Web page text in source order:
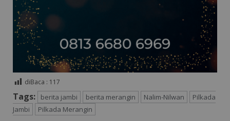
diBaca : 117
Tags: berita jambi berita merangin Nalim-Nilwan
Pilkada
Jambi
Pilkada Merangin